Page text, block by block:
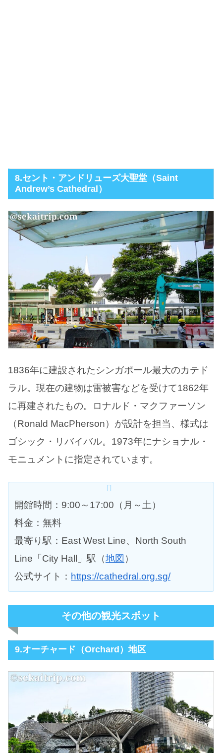
8.セント・アンドリューズ大聖堂（Saint
Andrew’s Cathedral）
1836年に建設されたシンガポール最大のカテド
ラル。現在の建物は雷被害などを受けて1862年
に再建されたもの。ロナルド・マクファーソン
（Ronald MacPherson）が設計を担当、様式は
ゴシック・リバイバル。1973年にナショナル・
モニュメントに指定されています。
開館時間：9:00～17:00（月～土）
料金：無料
最寄り駅：East West Line、North South
Line「City Hall」駅（地図 ）
公式サイト： https://cathedral.org.sg/
その他の観光スポット
9.オーチャード（Orchard）地区